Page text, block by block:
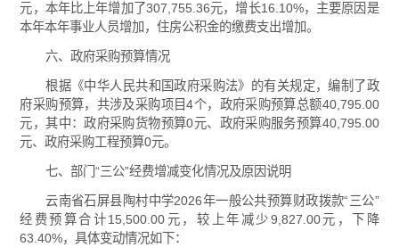
元，本年比上年增加了307,755.36元，增长16.10%，主要原因是
本年本年事业人员增加，住房公积金的缴费支出增加。
六、政府采购预算情况
根据《中华人民共和国政府采购法》的有关规定，编制了政
府采购预算，共涉及采购项目4个，政府采购预算总额40,795.00
元，其中：政府采购货物预算0元、政府采购服务预算40,795.00
元、政府采购工程预算0元。
七、部门“三公”经费增减变化情况及原因说明
云南省石屏县陶村中学2026年一般公共预算财政拨款“三公”
经费预算合计15,500.00元，较上年减少9,827.00元，下降
63.40%，具体变动情况如下：